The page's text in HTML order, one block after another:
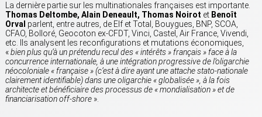
La dernière partie sur les multinationales françaises est importante.
Thomas Deltombe, Alain Deneault, Thomas Noirot et Benoît
Orval parlent, entre autres, de Elf et Total, Bouygues, BNP, SCOA,
CFAO, Bolloré, Geocoton ex-CFDT, Vinci, Castel, Air France, Vivendi,
etc. Ils analysent les reconfigurations et mutations économiques,
«bien plus qu’à un prétendu recul des « intérêts » français » face à la
concurrence internationale, à une intégration progressive de l’oligarchie
néocoloniale « française » (c’est à dire ayant une attache stato-nationale
clairement identifiable) dans une oligarchie « globalisée », à la fois
architecte et bénéficiaire des processus de « mondialisation » et de
financiarisation off-shore ».